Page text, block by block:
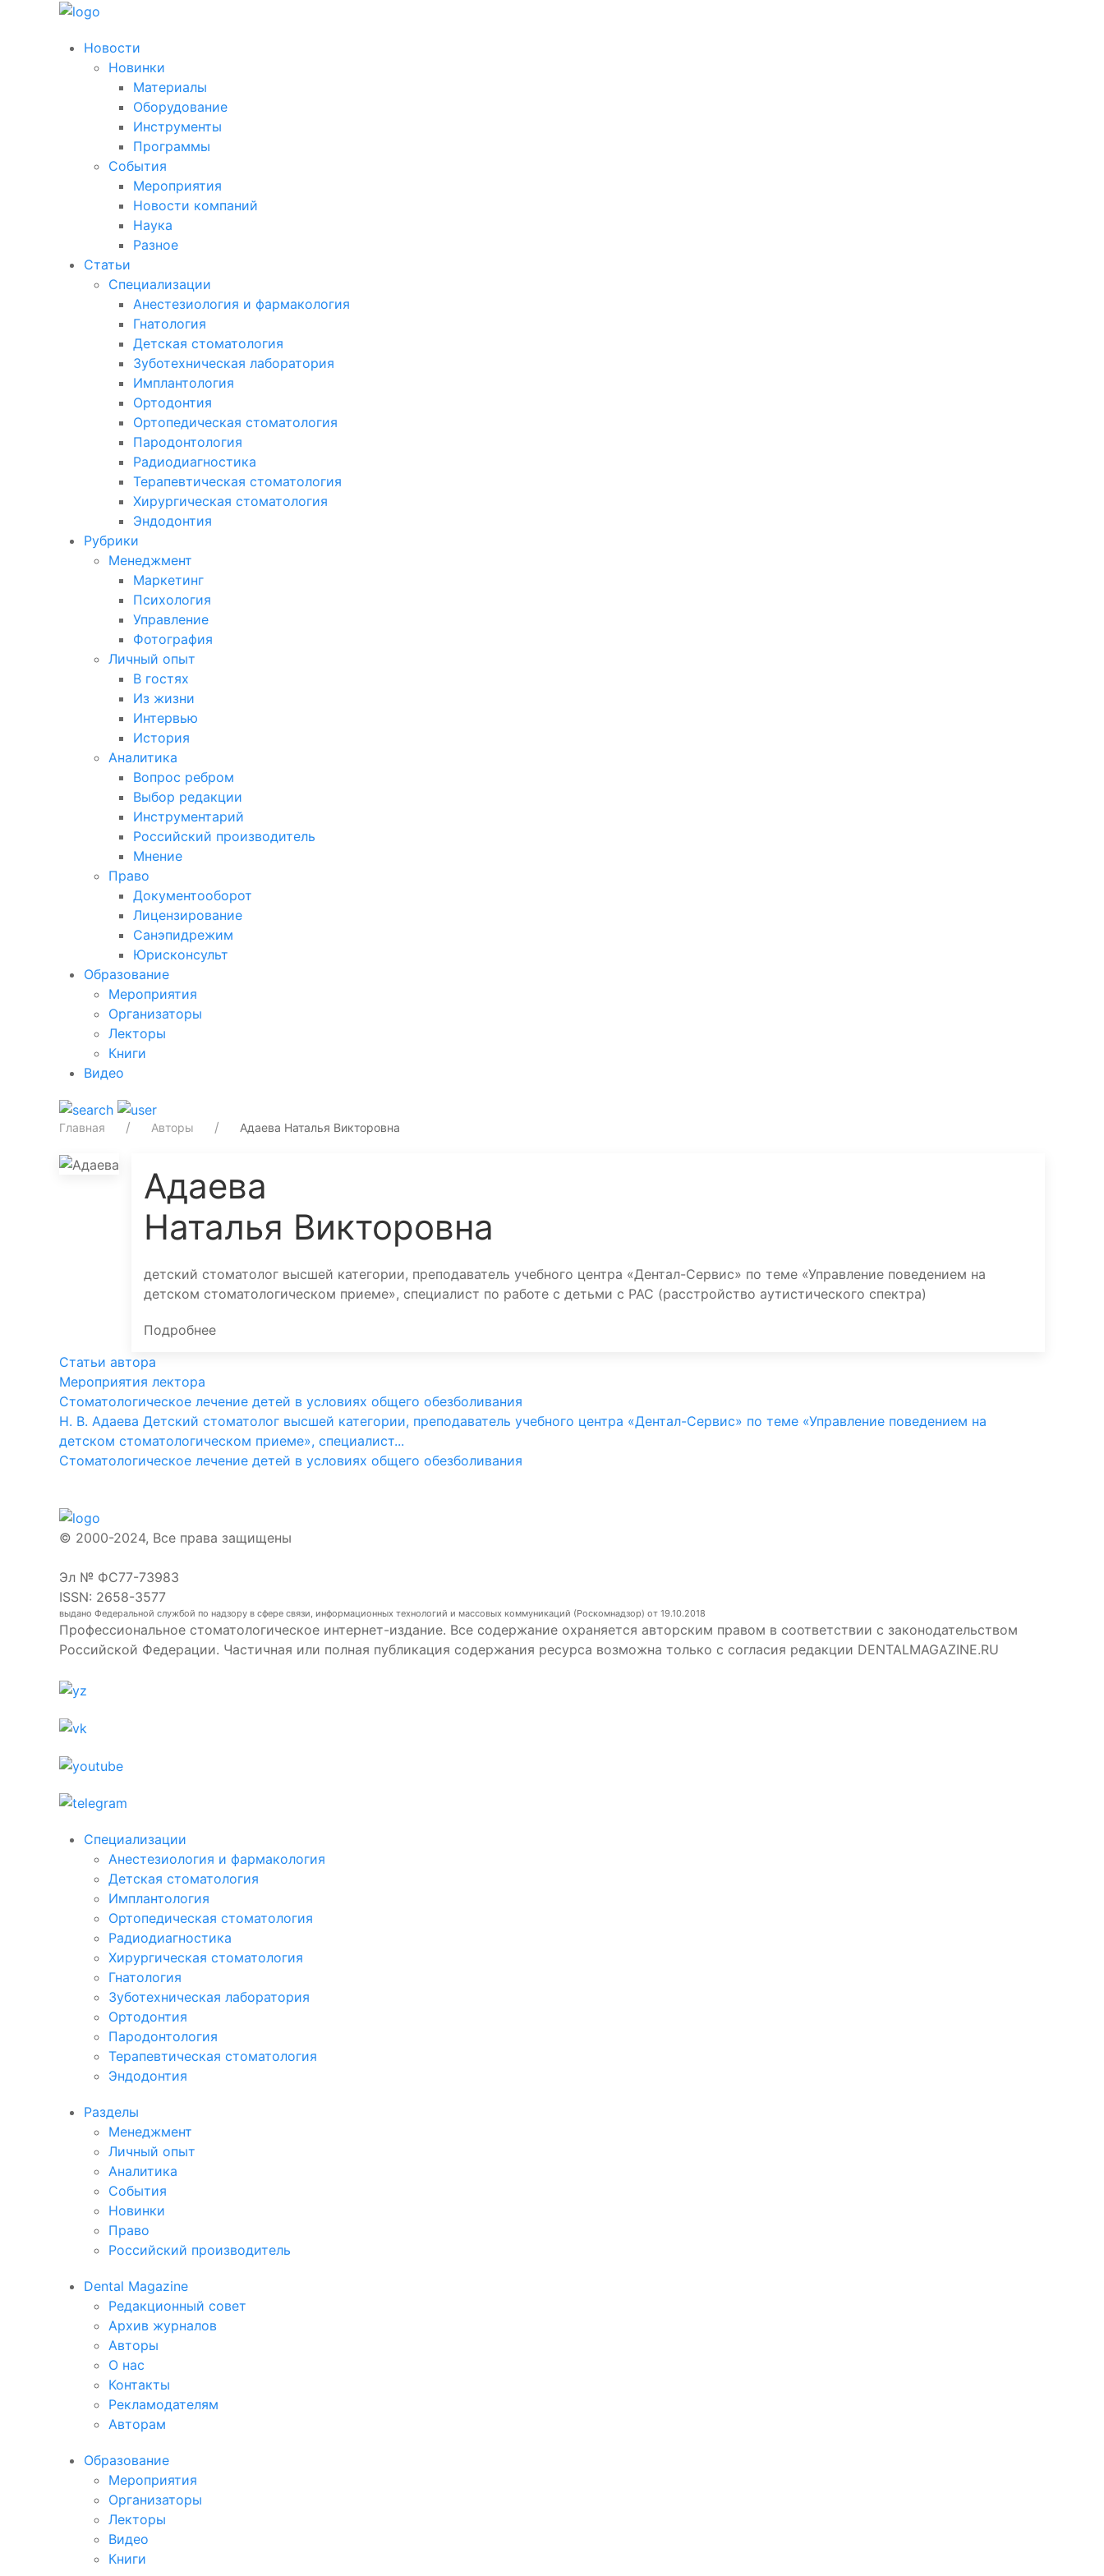
Новости
Новинки
Материалы
Оборудование
Инструменты
Программы
События
Мероприятия
Новости компаний
Наука
Разное
Статьи
Специализации
Анестезиология и фармакология
Гнатология
Детская стоматология
Зуботехническая лаборатория
Имплантология
Ортодонтия
Ортопедическая стоматология
Пародонтология
Радиодиагностика
Терапевтическая стоматология
Хирургическая стоматология
Эндодонтия
Рубрики
Менеджмент
Маркетинг
Психология
Управление
Фотография
Личный опыт
В гостях
Из жизни
Интервью
История
Аналитика
Вопрос ребром
Выбор редакции
Инструментарий
Российский производитель
Мнение
Право
Документооборот
Лицензирование
Санэпидрежим
Юрисконсульт
Образование
Мероприятия
Организаторы
Лекторы
Книги
Видео
Главная Авторы Адаева Наталья Викторовна
Адаева
Наталья Викторовна
детский стоматолог высшей категории, преподаватель учебного центра «Дентал-Сервис» по теме «Управление поведением на
детском стоматологическом приеме», специалист по работе с детьми с РАС (расстройство аутистического спектра)
Подробнее
Статьи автора
Мероприятия лектора
Стоматологическое лечение детей в условиях общего обезболивания
Н. В. Адаева Детский стоматолог высшей категории, преподаватель учебного центра «Дентал-Сервис» по теме «Управление поведением на
детском стоматологическом приеме», специалист...
Стоматологическое лечение детей в условиях общего обезболивания
© 2000-2024, Все права защищены
Эл № ФС77-73983
ISSN: 2658-3577
выдано Федеральной службой по надзору в сфере связи, информационных технологий и массовых коммуникаций (Роскомнадзор) от 19.10.2018
Профессиональное стоматологическое интернет-издание. Все содержание охраняется авторским правом в соответствии с законодательством
Российской Федерации. Частичная или полная публикация содержания ресурса возможна только с согласия редакции DENTALMAGAZINE.RU
Специализации
Анестезиология и фармакология
Детская стоматология
Имплантология
Ортопедическая стоматология
Радиодиагностика
Хирургическая стоматология
Гнатология
Зуботехническая лаборатория
Ортодонтия
Пародонтология
Терапевтическая стоматология
Эндодонтия
Разделы
Менеджмент
Личный опыт
Аналитика
События
Новинки
Право
Российский производитель
Dental Magazine
Редакционный совет
Архив журналов
Авторы
О нас
Контакты
Рекламодателям
Авторам
Образование
Мероприятия
Организаторы
Лекторы
Видео
Книги